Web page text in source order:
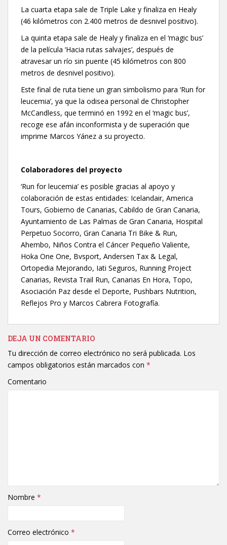
La cuarta etapa sale de Triple Lake y finaliza en Healy
(46 kilómetros con 2.400 metros de desnivel positivo).
La quinta etapa sale de Healy y finaliza en el ‘magic bus’
de la película ‘Hacia rutas salvajes’, después de
atravesar un río sin puente (45 kilómetros con 800
metros de desnivel positivo).
Este final de ruta tiene un gran simbolismo para ‘Run for
leucemia’, ya que la odisea personal de Christopher
McCandless, que terminó en 1992 en el ‘magic bus’,
recoge ese afán inconformista y de superación que
imprime Marcos Yánez a su proyecto.
Colaboradores del proyecto
‘Run for leucemia’ es posible gracias al apoyo y
colaboración de estas entidades: Icelandair, America
Tours, Gobierno de Canarias, Cabildo de Gran Canaria,
Ayuntamiento de Las Palmas de Gran Canaria, Hospital
Perpetuo Socorro, Gran Canaria Tri Bike & Run,
Ahembo, Niños Contra el Cáncer Pequeño Valiente,
Hoka One One, Bvsport, Andersen Tax & Legal,
Ortopedia Mejorando, Iati Seguros, Running Project
Canarias, Revista Trail Run, Canarias En Hora, Topo,
Asociación Paz desde el Deporte, Pushbars Nutrition,
Reflejos Pro y Marcos Cabrera Fotografía.
DEJA UN COMENTARIO
Tu dirección de correo electrónico no será publicada. Los
campos obligatorios están marcados con *
Comentario
Nombre *
Correo electrónico *